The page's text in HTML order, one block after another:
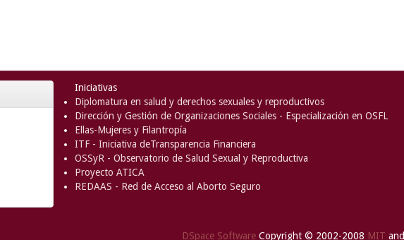
Iniciativas
Diplomatura en salud y derechos sexuales y reproductivos
Dirección y Gestión de Organizaciones Sociales - Especialización en OSFL
Ellas-Mujeres y Filantropía
ITF - Iniciativa deTransparencia Financiera
OSSyR - Observatorio de Salud Sexual y Reproductiva
Proyecto ATICA
REDAAS - Red de Acceso al Aborto Seguro
DSpace Software Copyright © 2002-2008 MIT and